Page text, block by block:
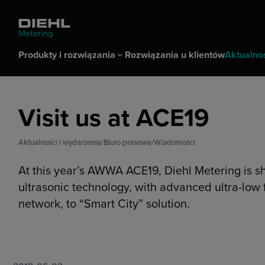
Produkty i rozwiązania
Produkty i rozwiązania
Produkty
Pomiar zużycia wody
Komponenty systemowe
Oprogramowanie
Rozwiązania
Rozwiązania
Rozwiązania
chłodzenia
Rozwiązania u klientów
Aktualności i wydarzenia
Biuro prasowe
Wiadomości
Biblioteka mediów
Wydarzenia
Firma
Dlaczego Diehl Metering Centrum
Rynki
Kontakt
Kontakt z działem handlowym Obsługa klienta
Kariera
Find a job Praca i kariera
Visit us at ACE19
Aktualności i wydarzenia Biuro prasowe Wiadomości
At this year’s AWWA ACE19, Diehl Metering is
ultrasonic technology, with advanced ultra-low
network, to “Smart City” solution.